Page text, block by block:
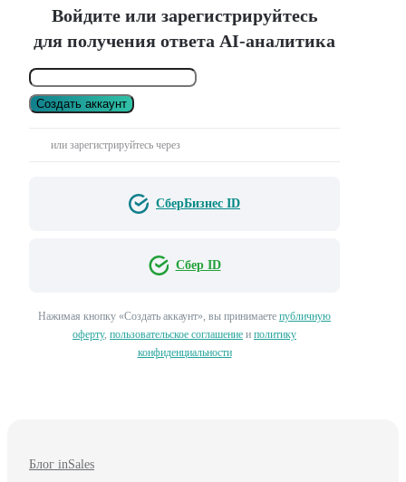
Войдите или зарегистрируйтесь
для получения ответа AI-аналитика
Создать аккаунт
или зарегистрируйтесь через
СберБизнес ID
Сбер ID
Нажимая кнопку «Создать аккаунт», вы принимаете публичную
оферту, пользовательское соглашение и политику
конфиденциальности
Блог inSales